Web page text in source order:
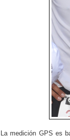
La medición GPS es